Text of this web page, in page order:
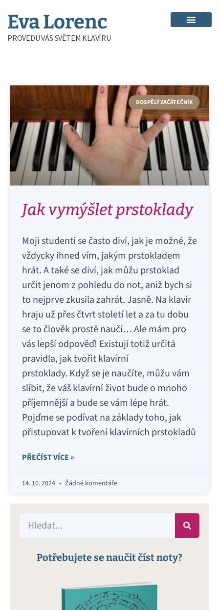
Eva Lorenc
PROVEDU VÁS SVĚTEM KLAVÍRU
DOSPĚLÝ ZAČÁTEČNÍK
Jak vymýšlet prstoklady
Moji studenti se často diví, jak je možné, že
vždycky ihned vím, jakým prstokladem
hrát. A také se diví, jak můžu prstoklad
určit jenom z pohledu do not, aniž bych si
to nejprve zkusila zahrát. Jasně. Na klavír
hraju už přes čtvrt století let a za tu dobu
se to člověk prostě naučí… Ale mám pro
vás lepší odpověď! Existují totiž určitá
pravidla, jak tvořit klavírní
prstoklady. Když se je naučíte, můžu vám
slíbit, že váš klavírní život bude o mnoho
příjemnější a bude se vám lépe hrát.
Pojďme se podívat na základy toho, jak
přistupovat k tvoření klavírních prstokladů
PŘEČÍST VÍCE »
14. 10. 2024 Žádné komentáře
Potřebujete se naučit číst noty?